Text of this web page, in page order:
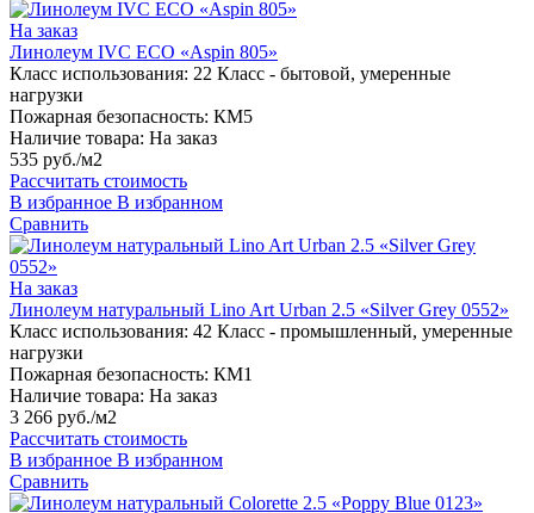
На заказ
Линолеум IVC ECO «Aspin 805»
Класс использования: 22 Класс - бытовой, умеренные
нагрузки
Пожарная безопасность: КМ5
Наличие товара: На заказ
535 руб./м2
Рассчитать стоимость
В избранное В избранном
Сравнить
На заказ
Линолеум натуральный Lino Art Urban 2.5 «Silver Grey 0552»
Класс использования: 42 Класс - промышленный, умеренные
нагрузки
Пожарная безопасность: КМ1
Наличие товара: На заказ
3 266 руб./м2
Рассчитать стоимость
В избранное В избранном
Сравнить